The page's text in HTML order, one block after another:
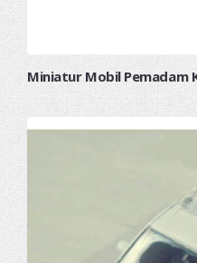
Miniatur Mobil Pemadam